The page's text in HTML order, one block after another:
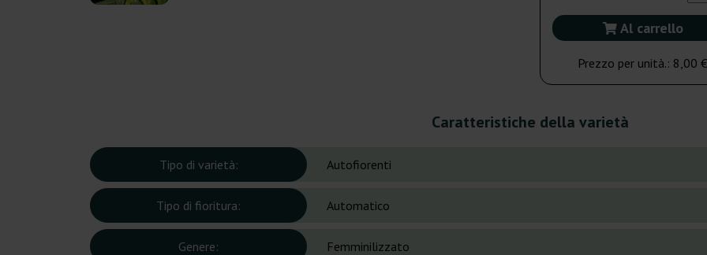
Al carrello
Prezzo per unità.: 8,00 €
Caratteristiche della varietà
Tipo di varietà: Autofiorenti
Tipo di fioritura: Automatico
Genere: Femminilizzato